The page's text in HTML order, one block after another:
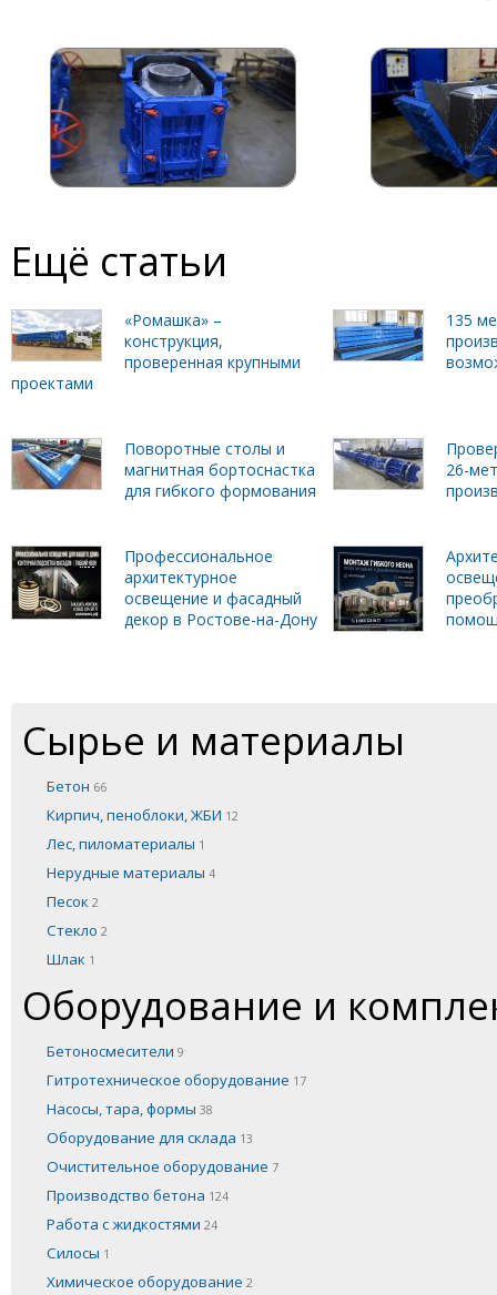
Ещё статьи
«Ромашка» –
конструкция,
проверенная крупными
проектами
135
Поворотные столы и
магнитная бортоснастка
для гибкого формования
26-
Профессиональное
архитектурное
освещение и фасадный
декор в Ростове-на-Дону
Сырье и материалы
Бетон 66
Кирпич, пеноблоки, ЖБИ 12
Лес, пиломатериалы 1
Нерудные материалы 4
Песок 2
Стекло 2
Шлак 1
Оборудование и
Бетоносмесители 9
Гитротехническое оборудование 17
Насосы, тара, формы 38
Оборудование для склада 13
Очистительное оборудование 7
Производство бетона 124
Работа с жидкостями 24
Силосы 1
Химическое оборудование 2